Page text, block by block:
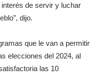
de servir y luchar
dijo.
que le van a permitir
elecciones del 2024, al
las 10